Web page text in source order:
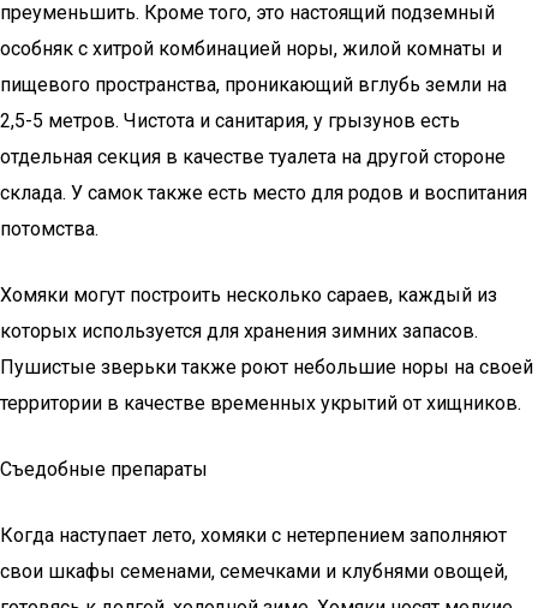
преуменьшить. Кроме того, это настоящий подземный
особняк с хитрой комбинацией норы, жилой комнаты и
пищевого пространства, проникающий вглубь земли на
2,5-5 метров. Чистота и санитария, у грызунов есть
отдельная секция в качестве туалета на другой стороне
склада. У самок также есть место для родов и воспитания
потомства.
Хомяки могут построить несколько сараев, каждый из
которых используется для хранения зимних запасов.
Пушистые зверьки также роют небольшие норы на своей
территории в качестве временных укрытий от хищников.
Съедобные препараты
Когда наступает лето, хомяки с нетерпением заполняют
свои шкафы семенами, семечками и клубнями овощей,